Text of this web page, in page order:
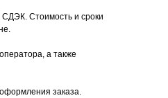
Стоимость и сроки
а также
заказа.